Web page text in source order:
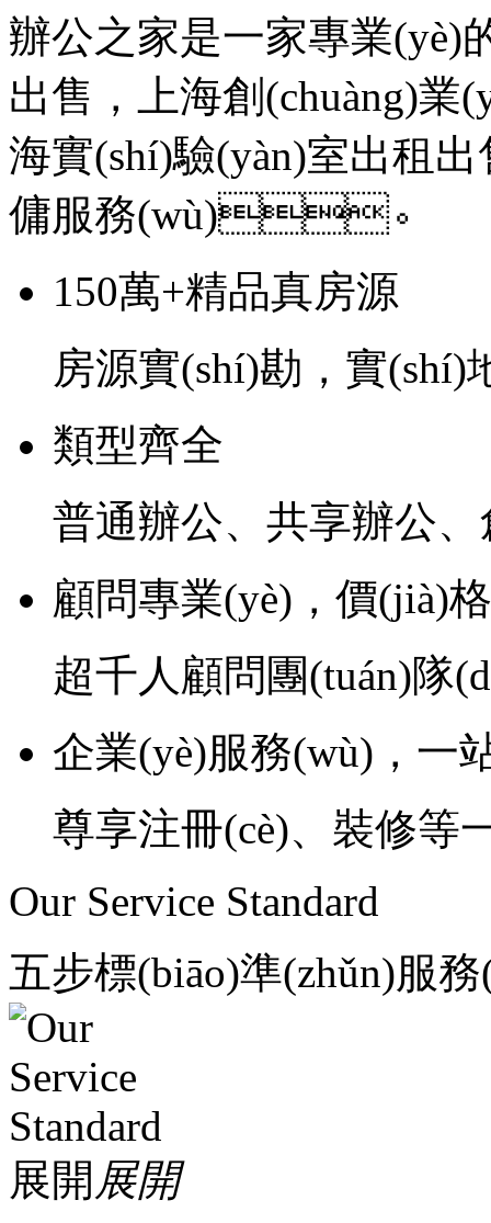
辦公之家是一家專業(yè)
出售，上海創(chuàng)業
海實(shí)驗(yàn)室出租出
傭服務(wù)。
150萬+精品真房源
房源實(shí)勘，實(shí)
類型齊全
普通辦公、共享辦公
顧問專業(yè)，價(jià)
超千人顧問團(tuán)隊
企業(yè)服務(wù)，一
尊享注冊(cè)、裝修等
Our Service Standard
五步標(biāo)準(zhǔn)服
展開 展開